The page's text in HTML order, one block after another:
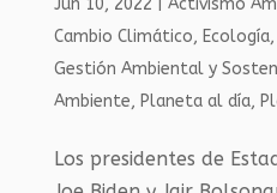
Cambio Climático, Ecología,
Gestión Ambiental y
Ambiente, Planeta al día,
Los presidentes de